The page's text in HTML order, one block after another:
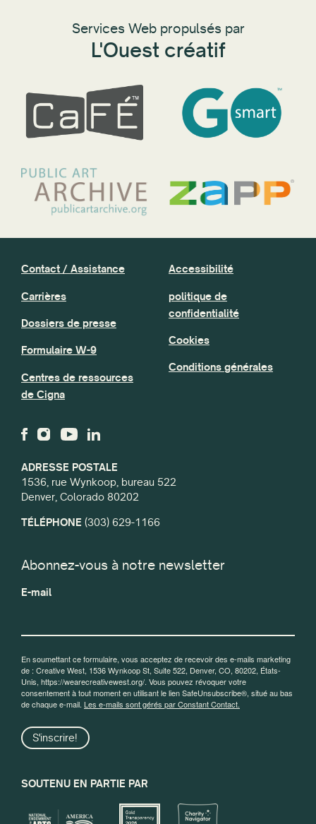
Services Web propulsés par
L'Ouest créatif
ADRESSE POSTALE
1536, rue Wynkoop, bureau 522
Denver, Colorado 80202
TÉLÉPHONE (303) 629-1166
Contact / Assistance
Carrières
Dossiers de presse
Formulaire W-9
Centres de ressources
de Cigna
Accessibilité
politique de
confidentialité
Cookies
Conditions générales
Abonnez-vous à notre newsletter
E-mail
En soumettant ce formulaire, vous acceptez de recevoir des e-mails marketing
de : Creative West, 1536 Wynkoop St, Suite 522, Denver, CO, 80202, États-
Unis, https://wearecreativewest.org/. Vous pouvez révoquer votre
consentement à tout moment en utilisant le lien SafeUnsubscribe®, situé au bas
de chaque e-mail. Les e-mails sont gérés par Constant Contact.
S'inscrire!
SOUTENU EN PARTIE PAR